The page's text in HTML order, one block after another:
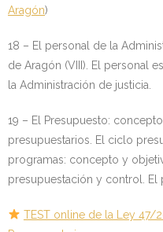
Aragón)
18 – El personal de la
de Aragón (VIII). El personal
la Administración de justicia.
19 – El Presupuesto:
presupuestarios. El ciclo
programas: concepto y
presupuestación y control. El
TEST online de la Ley 47/